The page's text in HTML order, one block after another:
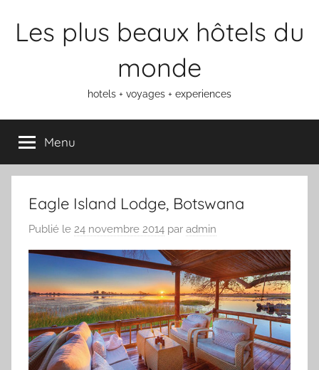
Les plus beaux hôtels du
monde
hotels + voyages + experiences
Menu
Eagle Island Lodge, Botswana
Publié le 24 novembre 2014 par admin